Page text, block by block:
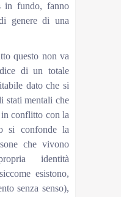
in fundo, fanno
genere di una
questo non va
di un totale
dato che si
stati mentali che
in conflitto con la
si confonde la
che vivono
identità
esistono,
senza senso),